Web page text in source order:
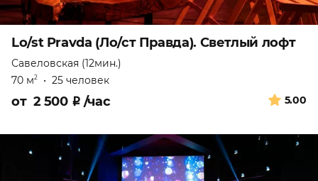
Lo/st Pravda (Ло/ст Правда). Светлый лофт
Савеловская (12мин.)
70 м2 • 25 человек
5.00
от 2 500 ₽ /час